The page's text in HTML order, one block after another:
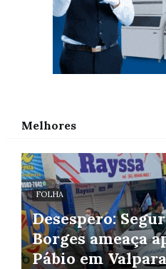
Melhores
FOLHA
Desespero:
Borges ameaça
Pábio em